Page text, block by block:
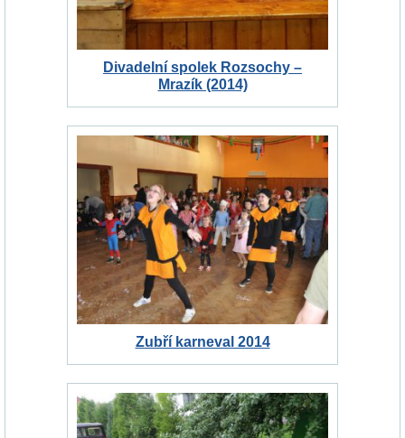
Divadelní spolek Rozsochy –
Mrazík (2014)
Zubří karneval 2014